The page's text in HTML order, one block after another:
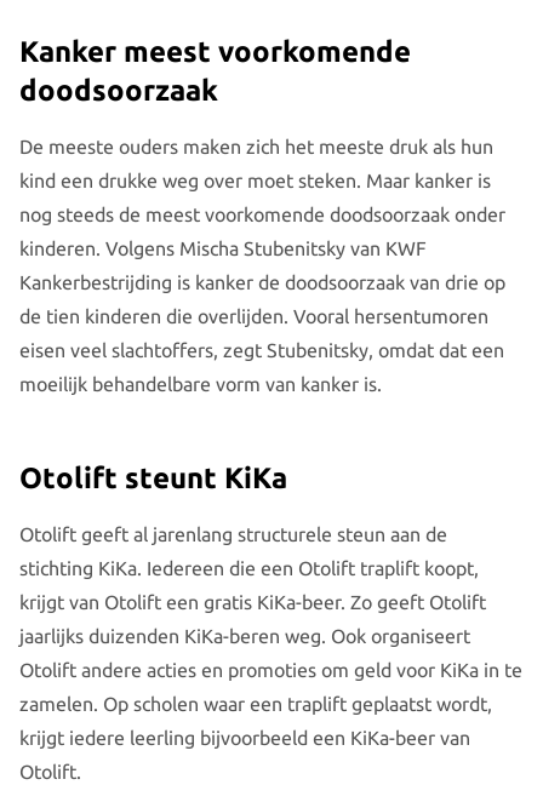
Kanker meest voorkomende
doodsoorzaak
De meeste ouders maken zich het meeste druk als hun
kind een drukke weg over moet steken. Maar kanker is
nog steeds de meest voorkomende doodsoorzaak onder
kinderen. Volgens Mischa Stubenitsky van KWF
Kankerbestrijding is kanker de doodsoorzaak van drie op
de tien kinderen die overlijden. Vooral hersentumoren
eisen veel slachtoffers, zegt Stubenitsky, omdat dat een
moeilijk behandelbare vorm van kanker is.
Otolift steunt KiKa
Otolift geeft al jarenlang structurele steun aan de
stichting KiKa. Iedereen die een Otolift traplift koopt,
krijgt van Otolift een gratis KiKa-beer. Zo geeft Otolift
jaarlijks duizenden KiKa-beren weg. Ook organiseert
Otolift andere acties en promoties om geld voor KiKa in te
zamelen. Op scholen waar een traplift geplaatst wordt,
krijgt iedere leerling bijvoorbeeld een KiKa-beer van
Otolift.